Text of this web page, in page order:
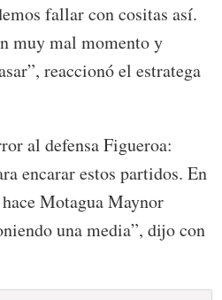
fallar con cositas así.
muy mal momento y
reaccionó el estratega
al defensa Figueroa:
encarar estos partidos. En
Motagua Maynor
una media”, dijo con